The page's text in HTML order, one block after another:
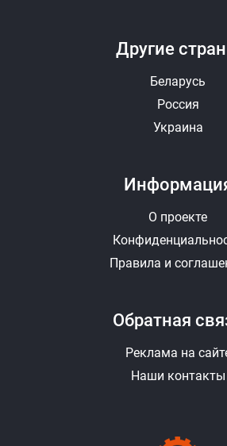
Другие
Беларусь
Россия
Украина
О проекте
Правила и
Обратная
Реклама на
Наши контакты